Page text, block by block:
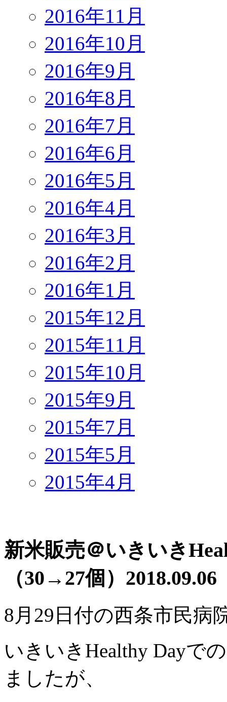
2016年11月
2016年10月
2016年9月
2016年8月
2016年7月
2016年6月
2016年5月
2016年4月
2016年3月
2016年2月
2016年1月
2015年12月
2015年11月
2015年10月
2015年9月
2015年7月
2015年5月
2015年4月
新米販売＠いきいき
（30→27個） 2018.09.06
8月29日付の西条市民病
いきいきHealthy Dayで
ましたが、